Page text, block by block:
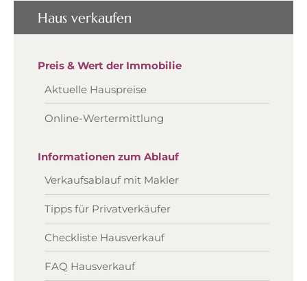
Haus verkaufen
Preis & Wert der Immobilie
Aktuelle Hauspreise
Online-Wertermittlung
Informationen zum Ablauf
Verkaufsablauf mit Makler
Tipps für Privatverkäufer
Checkliste Hausverkauf
FAQ Hausverkauf